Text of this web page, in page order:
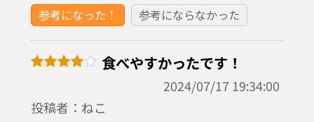
参考になった！ 参考にならなかった
食べやすかったです！
2024/07/17 19:34:00
投稿者：ねこ